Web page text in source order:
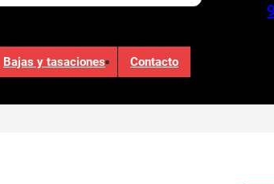
Bajas y tasaciones Contacto